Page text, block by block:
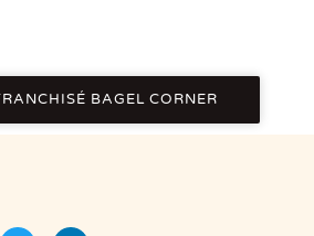
BAGEL CORNER